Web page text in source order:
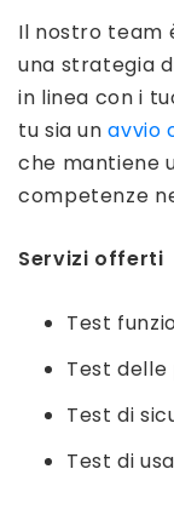
Il nostro team
una strategia
in linea con i
tu sia unavvio
che mantiene
competenze
Servizi offerti
Test
Test
Test di
Test di